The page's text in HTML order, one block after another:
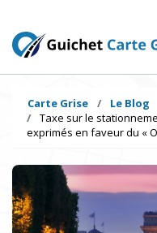
Carte Grise
Le Blog
Taxe sur le
exprimés en faveur du «